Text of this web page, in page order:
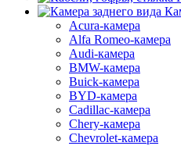
Acura-камера
Alfa Romeo-камера
Audi-камера
BMW-камера
Buick-камера
BYD-камера
Cadillac-камера
Chery-камера
Chevrolet-камера